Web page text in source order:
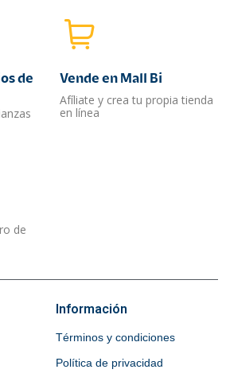
de
Vende en Mall Bi
Afíliate y crea tu propia tienda
en línea
de
Información
Términos y condiciones
Política de privacidad